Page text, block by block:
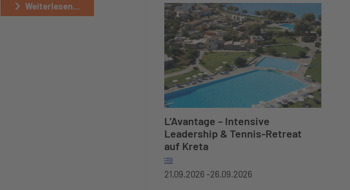
Weiterlesen...
L’Avantage – Intensive
Leadership & Tennis-Retreat
auf Kreta
21.09.2026 -26.09.2026